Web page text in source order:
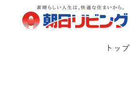
トップ